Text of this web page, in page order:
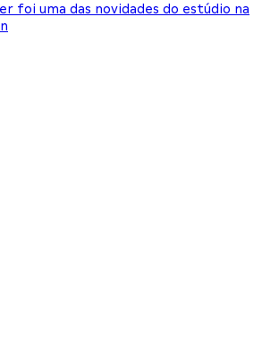
foi uma das novidades do estúdio na